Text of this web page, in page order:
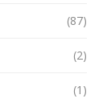
(87)
(2)
(1)